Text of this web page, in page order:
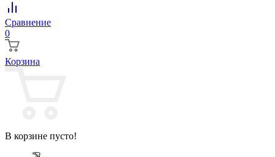
Сравнение
0
Корзина
В корзине пусто!